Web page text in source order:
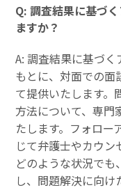
Q: 調査結果に基づ
ますか？
A: 調査結果に基づ
もとに、対面での面
て提供いたします。
方法について、専門
たします。フォロー
じて弁護士やカウン
どのような状況で
し、問題解決に向け